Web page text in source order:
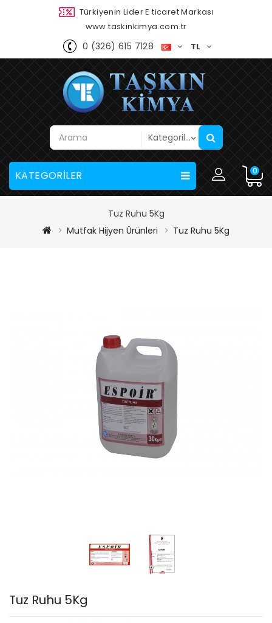
Türkiyenin Lider E ticaret Markası
www.taskinkimya.com.tr
0 (326) 615 7128 TL
0
KATEGORİLER
Tuz Ruhu 5Kg
Mutfak Hijyen Ürünleri
Tuz Ruhu 5Kg
Tuz Ruhu 5Kg